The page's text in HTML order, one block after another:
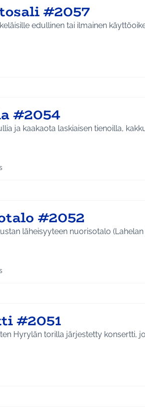
#2057
edullinen tai ilmainen
Liikunta ja harrastukset
#2054
ja kaakaota laskiaisen tienoilla,
Hyvinvointi ja yhteisöllisyys
#2052
läheisyyteen nuorisotalo
Hyvinvointi ja yhteisöllisyys
#2051
Hyrylän torilla järjestetty konsertti,
Kulttuuri ja tapahtumat